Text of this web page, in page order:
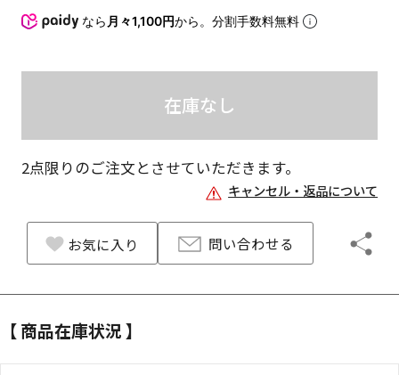
なら 月々1,100円から。分割手数料無料
在庫なし
2点限りのご注文とさせていただきます。
キャンセル・返品について
お気に入り 問い合わせる
【 商品在庫状況 】